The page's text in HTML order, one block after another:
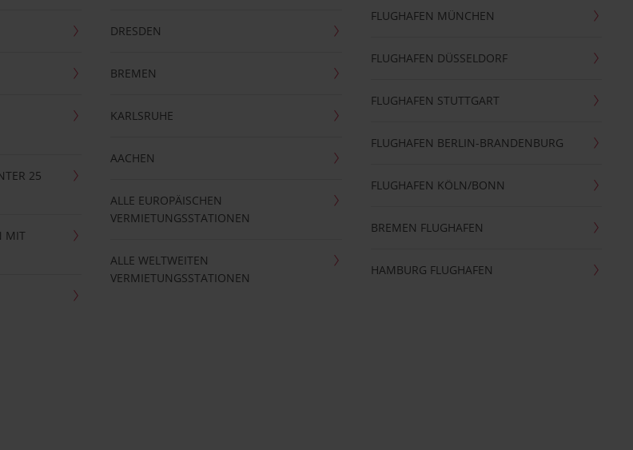
25
MIT
DRESDEN
BREMEN
KARLSRUHE
AACHEN
ALLE EUROPÄISCHEN
VERMIETUNGSSTATIONEN
ALLE WELTWEITEN
VERMIETUNGSSTATIONEN
FLUGHAFEN MÜNCHEN
FLUGHAFEN DÜSSELDORF
FLUGHAFEN STUTTGART
FLUGHAFEN BERLIN-BRANDENBURG
FLUGHAFEN KÖLN/BONN
BREMEN FLUGHAFEN
HAMBURG FLUGHAFEN